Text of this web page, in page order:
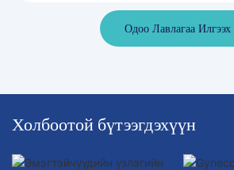
Одоо Лавлагаа Илгээх
Холбоотой бүтээгдэхүүн